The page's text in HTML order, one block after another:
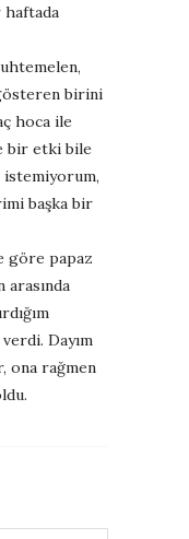
haftada
birini
hoca ile
bir etki bile
başka bir
göre papaz
arasında
Dayım
ona rağmen